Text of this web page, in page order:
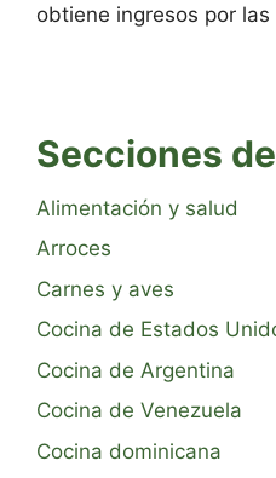
obtiene ingresos por
Secciones
Alimentación y salud
Arroces
Carnes y aves
Cocina de Estados
Cocina de Argentina
Cocina de Venezuela
Cocina dominicana